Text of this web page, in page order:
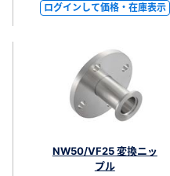
ログインして価格・在庫表示
NW50/VF25 変換ニッ
プル